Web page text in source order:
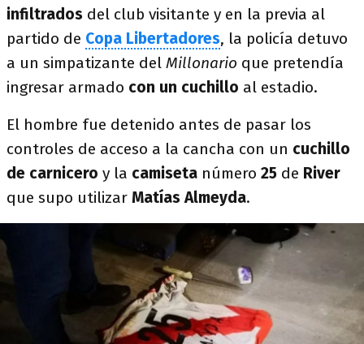
infiltrados del club visitante y en la previa al
partido de Copa Libertadores, la policía detuvo
a un simpatizante del Millonario que pretendía
ingresar armado con un cuchillo al estadio.
El hombre fue detenido antes de pasar los
controles de acceso a la cancha con un cuchillo
de carnicero y la camiseta número 25 de River
que supo utilizar Matías Almeyda.